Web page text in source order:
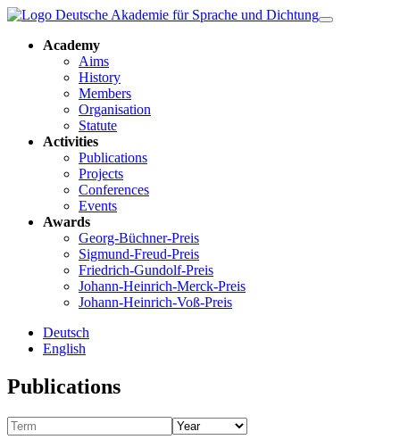
Academy
Aims
History
Members
Organisation
Statute
Activities
Publications
Projects
Conferences
Events
Awards
Georg-Büchner-Preis
Sigmund-Freud-Preis
Friedrich-Gundolf-Preis
Johann-Heinrich-Merck-Preis
Johann-Heinrich-Voß-Preis
Deutsch
English
Publications